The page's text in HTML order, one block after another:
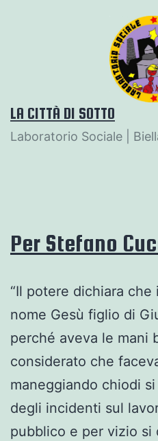
LA CITTÀ DI SOTTO
Laboratorio Sociale |
Per Stefano
“Il potere dichiara
nome Gesù figlio di
perché aveva le mani
considerato che
maneggiando chiodi
degli incidenti sul
pubblico e per vizio si